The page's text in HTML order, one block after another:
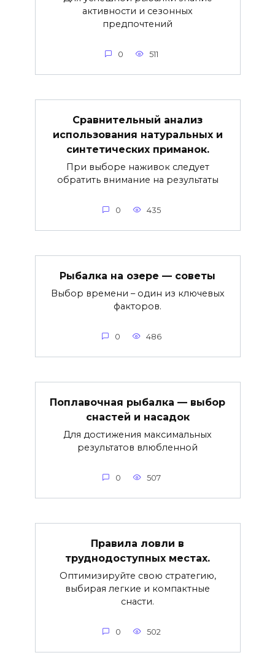
активности и сезонных
предпочтений
0 511
Сравнительный анализ
использования натуральных и
синтетических приманок.
При выборе наживок следует
обратить внимание на результаты
0 435
Рыбалка на озере — советы
Выбор времени – один из ключевых
факторов.
0 486
Поплавочная рыбалка — выбор
снастей и насадок
Для достижения максимальных
результатов влюбленной
0 507
Правила ловли в
труднодоступных местах.
Оптимизируйте свою стратегию,
выбирая легкие и компактные
снасти.
0 502